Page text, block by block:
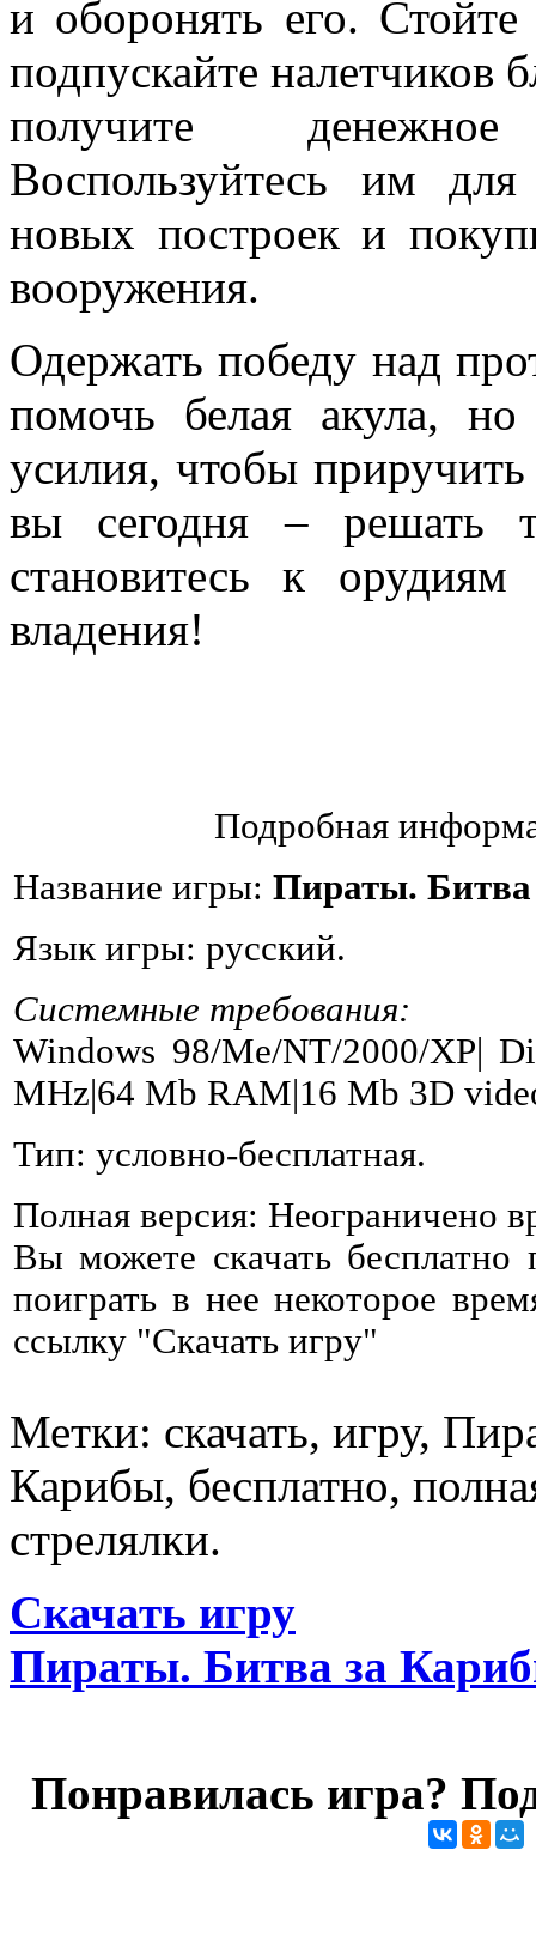
и оборонять его.
подпускайте налетчиков
получите денежное
Воспользуйтесь им
новых построек и
вооружения.
Одержать победу над
помочь белая акула, но
усилия, чтобы
вы сегодня – решать
становитесь к
владения!
Подробная
Название игры: Пираты.
Язык игры: русский.
Системные требования:
Windows 98/Me/NT/2000/XP|
MHz|64 Mb RAM|16 Mb 3D
Тип: условно-бесплатная.
Полная версия: Неограничено
Вы можете скачать
поиграть в нее некоторое
ссылку "Скачать игру"
Метки: скачать, игру,
Карибы, бесплатно,
стрелялки.
Скачать игру
Пираты. Битва за
Понравилась игра?